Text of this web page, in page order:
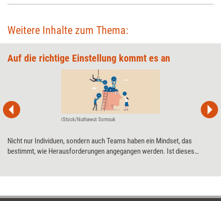
hohem Lern- und Erinnerungswert.
Weitere Inhalte zum Thema:
Auf die richtige Einstellung kommt es an
iStock/Nuthawut Somsuk
Nicht nur Individuen, sondern auch Teams haben ein Mindset, das
bestimmt, wie Herausforderungen angegangen werden. Ist dieses